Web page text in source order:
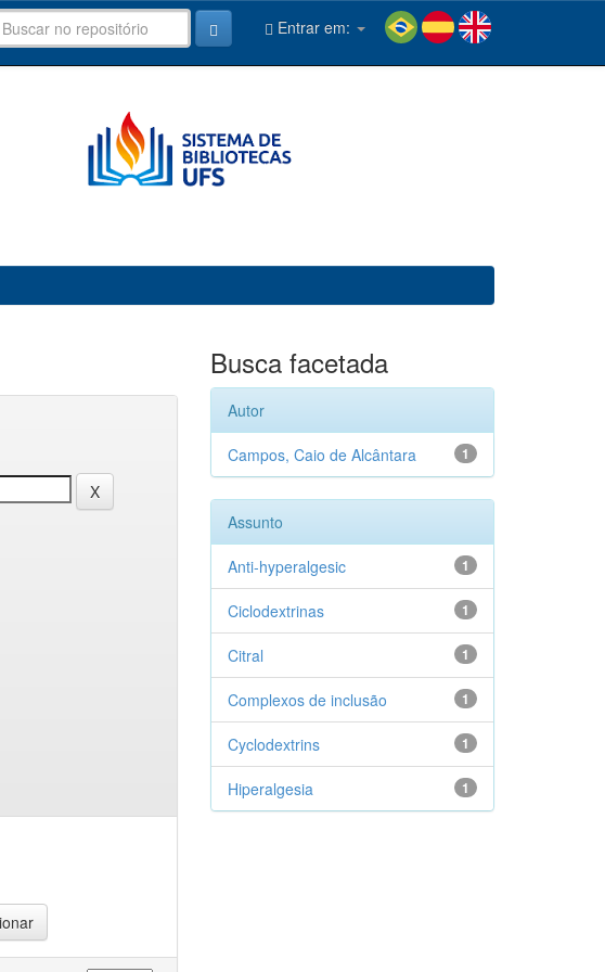
Entrar em:
Busca facetada
Autor
1
Campos, Caio de Alcântara
Assunto
1
Anti-hyperalgesic
1
Ciclodextrinas
1
Citral
1
Complexos de inclusão
1
Cyclodextrins
1
Hiperalgesia